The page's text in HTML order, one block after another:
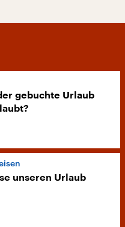
gebuchte Urlaub
unseren Urlaub